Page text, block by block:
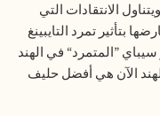
الانتقادات التي
بتأثير تمرد التايبينغ
وتأثير سيباي ”المتمرد“ في الهند
”الهند الآن هي أفضل حليف